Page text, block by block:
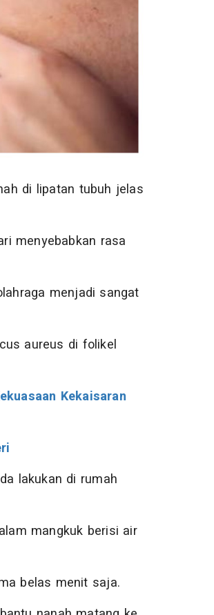
di lipatan tubuh jelas
menyebabkan rasa
menjadi sangat
aureus di folikel
Kekaisaran
lakukan di rumah
mangkuk berisi air
belas menit saja.